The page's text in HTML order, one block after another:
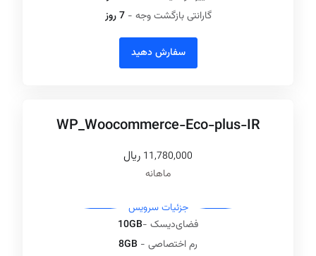
گارانتی بازگشت وجه - 7 روز
سفارش دهید
WP_Woocommerce-Eco-plus-IR
11,780,000 ريال
ماهانه
جزئیات سرویس‌
فضای‌دیسک -10GB
رم اختصاصی -